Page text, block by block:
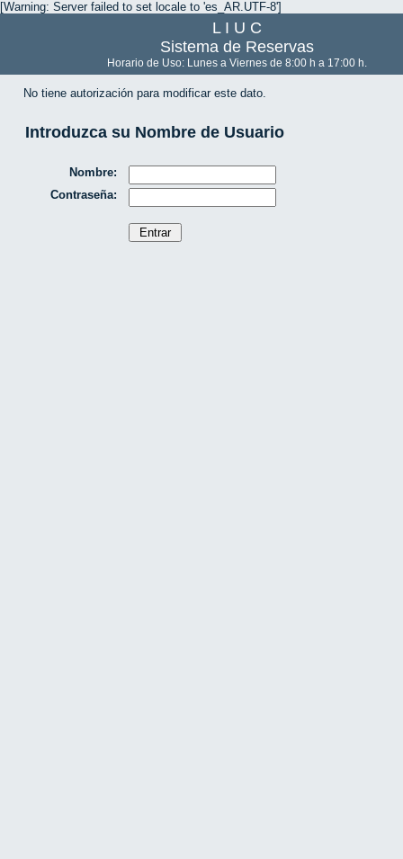
[Warning: Server failed to set locale to 'es_AR.UTF-8']
L I U C
Sistema de Reservas
Horario de Uso: Lunes a Viernes de 8:00 h a 17:00 h.
No tiene autorización para modificar este dato.
Introduzca su Nombre de Usuario
Nombre:
Contraseña: